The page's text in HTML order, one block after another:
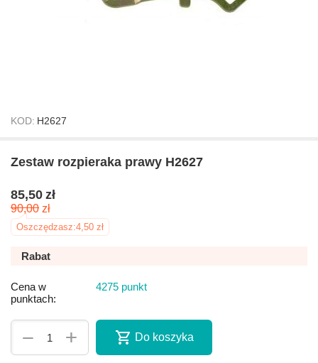
KOD: H2627
Zestaw rozpieraka prawy H2627
85,50 zł
90,00 zł
Oszczędzasz:4,50 zł
Rabat
Cena w
punktach:
4275 punkt
+
− Do koszyka